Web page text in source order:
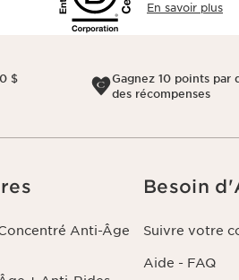
En savoir plus
$
Gagnez 10 points par
des récompenses
Anti-Âge
Besoin
Suivre votre
Aide - FAQ